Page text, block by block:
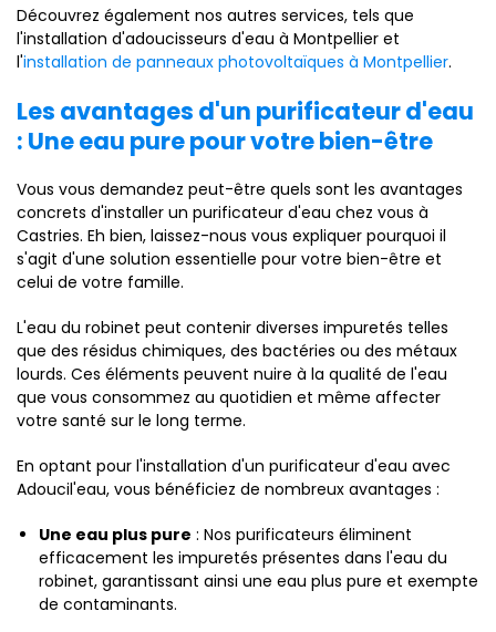
Découvrez également nos autres services, tels que
l'installation d'adoucisseurs d'eau à Montpellier et
l'installation de panneaux photovoltaïques à Montpellier.
Les avantages d'un purificateur d'eau
: Une eau pure pour votre bien-être
Vous vous demandez peut-être quels sont les avantages
concrets d'installer un purificateur d'eau chez vous à
Castries. Eh bien, laissez-nous vous expliquer pourquoi il
s'agit d'une solution essentielle pour votre bien-être et
celui de votre famille.
L'eau du robinet peut contenir diverses impuretés telles
que des résidus chimiques, des bactéries ou des métaux
lourds. Ces éléments peuvent nuire à la qualité de l'eau
que vous consommez au quotidien et même affecter
votre santé sur le long terme.
En optant pour l'installation d'un purificateur d'eau avec
Adoucil'eau, vous bénéficiez de nombreux avantages :
Une eau plus pure : Nos purificateurs éliminent
efficacement les impuretés présentes dans l'eau du
robinet, garantissant ainsi une eau plus pure et exempte
de contaminants.